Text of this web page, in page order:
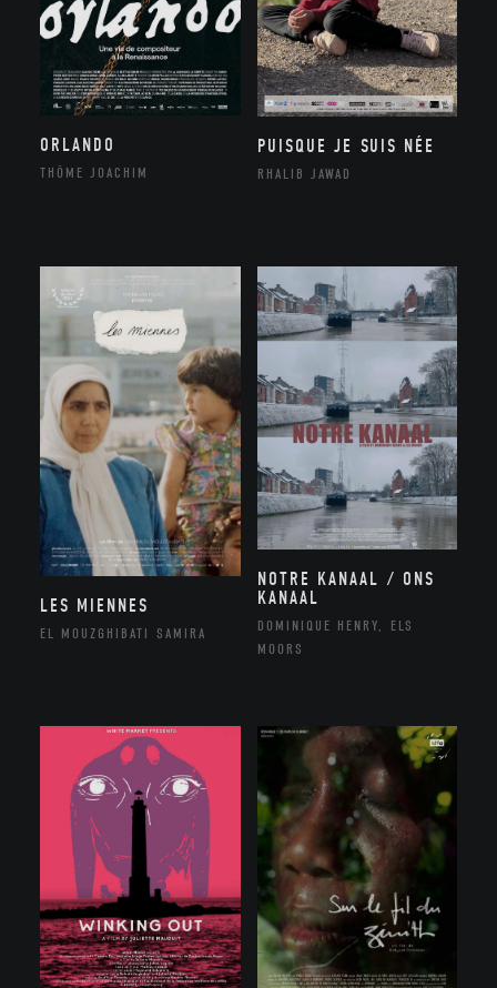
ORLANDO
THÔME JOACHIM
PUISQUE JE SUIS NÉE
RHALIB JAWAD
LES MIENNES
EL MOUZGHIBATI SAMIRA
NOTRE KANAAL / ONS
KANAAL
DOMINIQUE HENRY, ELS
MOORS